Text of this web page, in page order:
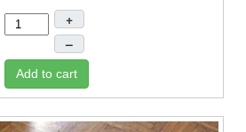
+
–
Add to cart